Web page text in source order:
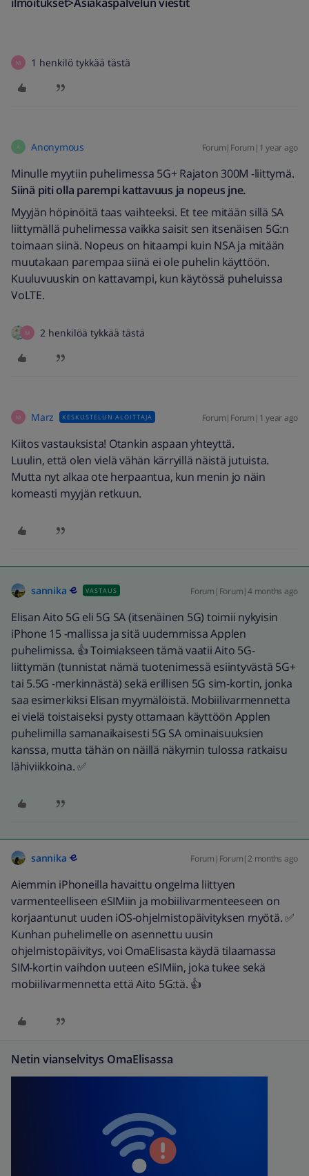
M 1 henkilö tykkää tästä
A Anonymous Forum|Forum|1 year ago
Minulle myytiin puhelimessa 5G+ Rajaton 300M -liittymä.
Siinä piti olla parempi kattavuus ja nopeus jne.
Myyjän höpinöitä taas vaihteeksi. Et tee mitään sillä SA
liittymällä puhelimessa vaikka saisit sen itsenäisen 5G:n
toimaan siinä. Nopeus on hitaampi kuin NSA ja mitään
muutakaan parempaa siinä ei ole puhelin käyttöön.
Kuuluvuuskin on kattavampi, kun käytössä puheluissa
VoLTE.
M 2 henkilöä tykkää tästä
M Marz KESKUSTELUN ALOITTAJA Forum|Forum|1 year ago
Kiitos vastauksista! Otankin aspaan yhteyttä.
Luulin, että olen vielä vähän kärryillä näistä jutuista.
Mutta nyt alkaa ote herpaantua, kun menin jo näin
komeasti myyjän retkuun.
sannika VASTAUS Forum|Forum|4 months ago
Elisan Aito 5G eli 5G SA (itsenäinen 5G) toimii nykyisin
iPhone 15 -mallissa ja sitä uudemmissa Applen
puhelimissa. 👍 Toimiakseen tämä vaatii Aito 5G-
liittymän (tunnistat nämä tuotenimessä esiintyvästä 5G+
tai 5.5G -merkinnästä) sekä erillisen 5G sim-kortin, jonka
saa esimerkiksi Elisan myymälöistä. Mobiilivarmennetta
ei vielä toistaiseksi pysty ottamaan käyttöön Applen
puhelimilla samanaikaisesti 5G SA ominaisuuksien
kanssa, mutta tähän on näillä näkymin tulossa ratkaisu
lähiviikkoina. ✅
sannika Forum|Forum|2 months ago
Aiemmin iPhoneilla havaittu ongelma liittyen
varmenteelliseen eSIMiin ja mobiilivarmenteeseen on
korjaantunut uuden iOS-ohjelmistopäivityksen myötä. ✅
Kunhan puhelimelle on asennettu uusin
ohjelmistopäivitys, voi OmaElisasta käydä tilaamassa
SIM-kortin vaihdon uuteen eSIMiin, joka tukee sekä
mobiilivarmennetta että Aito 5G:tä. 👍
Netin vianselvitys OmaElisassa